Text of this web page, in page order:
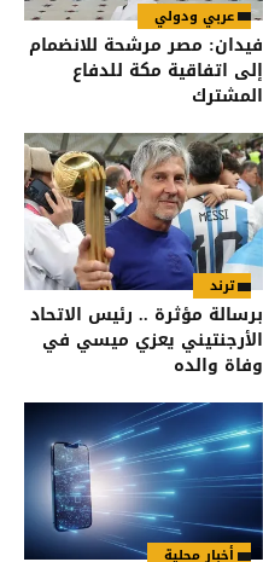
عربي ودولي
فيدان: مصر مرشحة للانضمام
إلى اتفاقية مكة للدفاع
المشترك
ترند
برسالة مؤثرة .. رئيس الاتحاد
الأرجنتيني يعزي ميسي في
وفاة والده
أخبار محلية